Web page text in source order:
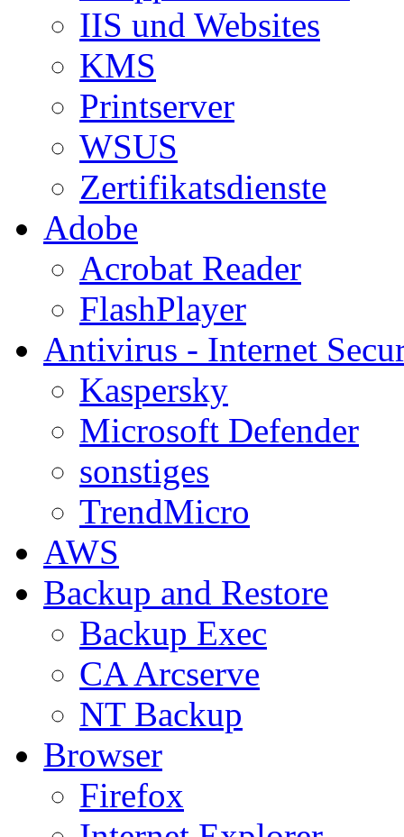
IIS und Websites
KMS
Printserver
WSUS
Zertifikatsdienste
Adobe
Acrobat Reader
FlashPlayer
Antivirus - Internet
Kaspersky
Microsoft Defender
sonstiges
TrendMicro
AWS
Backup and Restore
Backup Exec
CA Arcserve
NT Backup
Browser
Firefox